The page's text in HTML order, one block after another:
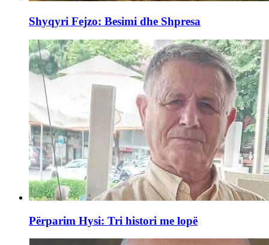
Shyqyri Fejzo: Besimi dhe Shpresa
Përparim Hysi: Tri histori me lopë